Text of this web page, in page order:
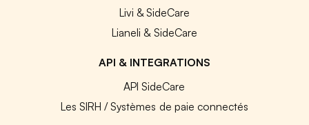
Livi & SideCare
Lianeli & SideCare
API & INTEGRATIONS
API SideCare
Les SIRH / Systèmes de paie connectés